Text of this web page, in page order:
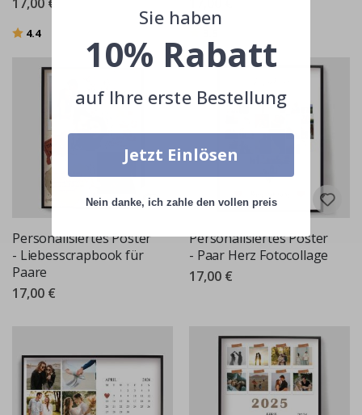
Bewertung:
4.4von 5 Sternen
Personalisiertes Poster
- Liebesscrapbook für
Paare
17,00 €
Personalisiertes Poster
- Paar Herz Fotocollage
17,00 €
Sie haben
10% Rabatt
auf Ihre erste Bestellung
Jetzt Einlösen
Nein danke, ich zahle den vollen preis